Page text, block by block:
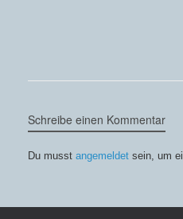
Schreibe einen Kommentar
Du musst angemeldet sein, um